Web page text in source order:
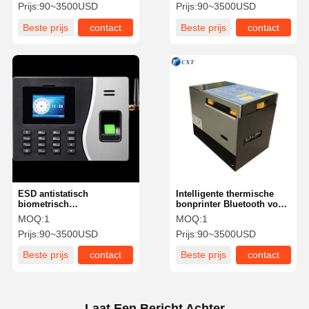
Prijs:90~3500USD
Beste prijs
contact
Prijs:90~3500USD
Beste prijs
contact
ESD antistatisch
biometrisch
identificatiesysteem
vingerafdrukherkenningsmachine
MOQ:1
Prijs:90~3500USD
Beste prijs
contact
Intelligente thermische
bonprinter Bluetooth voor
supermarktwinkel
MOQ:1
Prijs:90~3500USD
Beste prijs
contact